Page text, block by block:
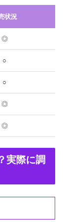
状況
◎
○
○
◎
◎
実際に調